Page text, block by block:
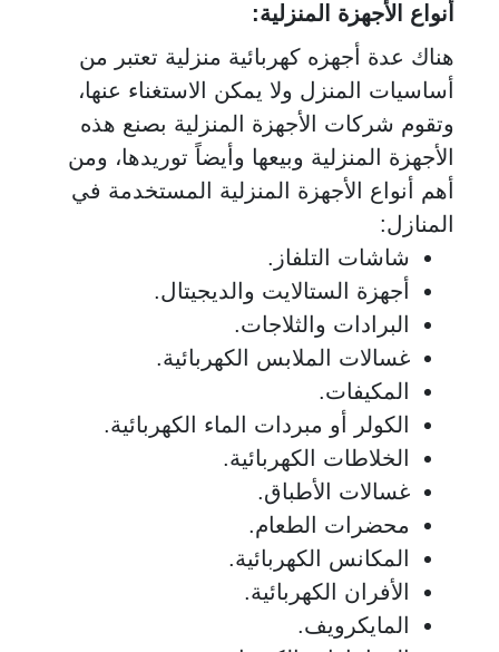
أنواع الأجهزة المنزلية:
هناك عدة أجهزه كهربائية منزلية تعتبر من
أساسيات المنزل ولا يمكن الاستغناء عنها،
وتقوم شركات الأجهزة المنزلية بصنع هذه
الأجهزة المنزلية وبيعها وأيضاً توريدها، ومن
أهم أنواع الأجهزة المنزلية المستخدمة في
المنازل:
شاشات التلفاز.
أجهزة الستالايت والديجيتال.
البرادات والثلاجات.
غسالات الملابس الكهربائية.
المكيفات.
الكولر أو مبردات الماء الكهربائية.
الخلاطات الكهربائية.
غسالات الأطباق.
محضرات الطعام.
المكانس الكهربائية.
الأفران الكهربائية.
المايكرويف.